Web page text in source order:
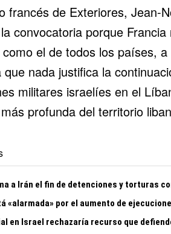
francés de Exteriores, Jean-
convocatoria porque
el de todos los países,
que nada justifica la
militares israelíes en el
profunda del territorio
a Irán el fin de detenciones y torturas
«alarmada» por el aumento de
en Israel rechazaría recurso que